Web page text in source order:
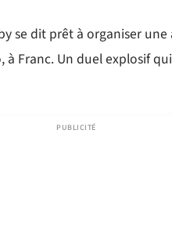
se dit prêt à organiser
à Franc. Un duel explosif